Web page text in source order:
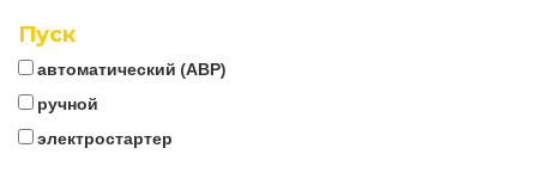
Пуск
автоматический (АВР)
ручной
электростартер